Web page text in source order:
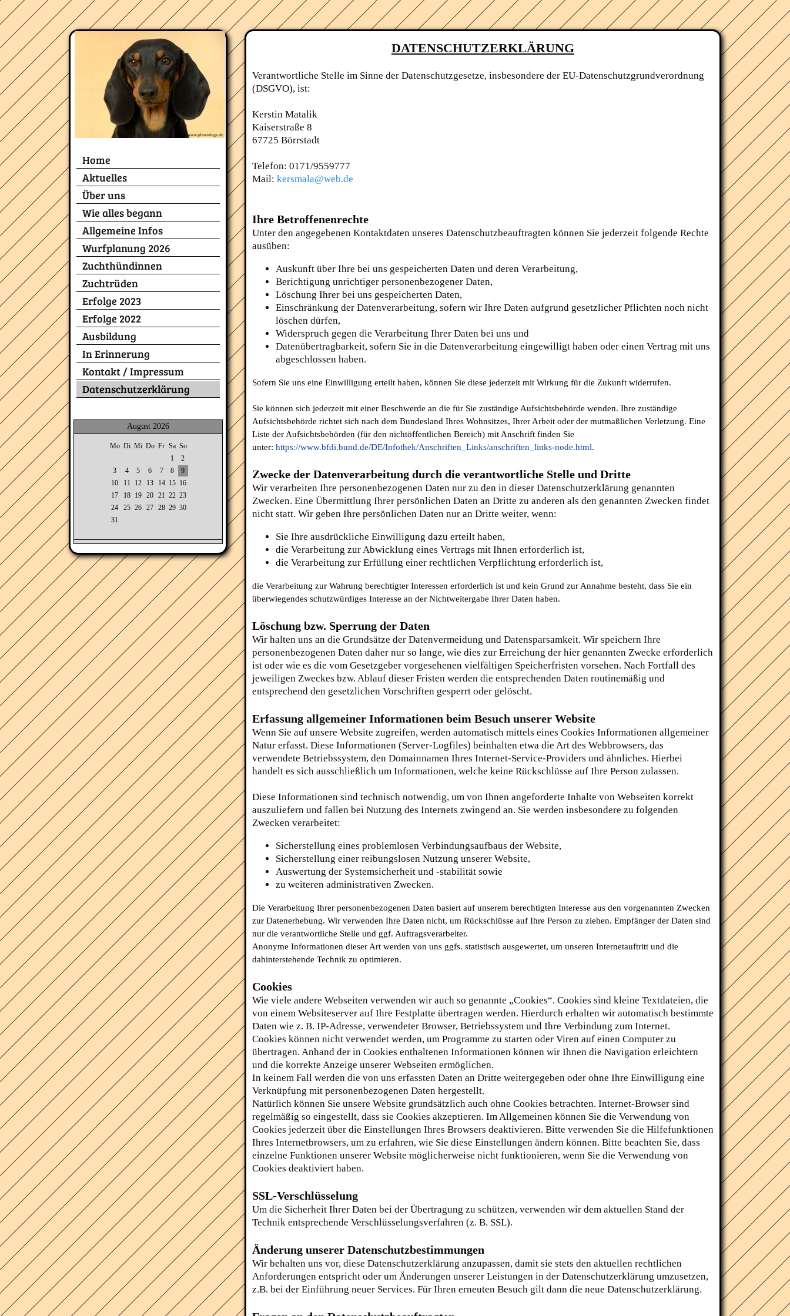
Home
Aktuelles
Über uns
Wie alles begann
Allgemeine Infos
Wurfplanung 2026
Zuchthündinnen
Zuchtrüden
Erfolge 2023
Erfolge 2022
Ausbildung
In Erinnerung
Kontakt / Impressum
Datenschutzerklärung
August 2026
Mo Di Mi Do Fr Sa So
1
2
3
4 5 6 7 8
9
10
11 12 13 14 15 16
17
18 19 20 21 22 23
24
25 26 27 28 29 30
31
DATENSCHUTZERKLÄRUNG
Verantwortliche Stelle im Sinne der Datenschutzgesetze, insbesondere der EU-Datenschutzgrundverordnung
(DSGVO), ist:
Kerstin Matalik
Kaiserstraße 8
67725 Börrstadt
Telefon: 0171/9559777
Mail: kersmala@web.de
Ihre Betroffenenrechte
Unter den angegebenen Kontaktdaten unseres Datenschutzbeauftragten können Sie jederzeit folgende Rechte
ausüben:
Auskunft über Ihre bei uns gespeicherten Daten und deren Verarbeitung,
Berichtigung unrichtiger personenbezogener Daten,
Löschung Ihrer bei uns gespeicherten Daten,
Einschränkung der Datenverarbeitung, sofern wir Ihre Daten aufgrund gesetzlicher Pflichten noch nicht
löschen dürfen,
Widerspruch gegen die Verarbeitung Ihrer Daten bei uns und
Datenübertragbarkeit, sofern Sie in die Datenverarbeitung eingewilligt haben oder einen Vertrag mit uns
abgeschlossen haben.
Sofern Sie uns eine Einwilligung erteilt haben, können Sie diese jederzeit mit Wirkung für die Zukunft widerrufen.
Sie können sich jederzeit mit einer Beschwerde an die für Sie zuständige Aufsichtsbehörde wenden. Ihre zuständige
Aufsichtsbehörde richtet sich nach dem Bundesland Ihres Wohnsitzes, Ihrer Arbeit oder der mutmaßlichen Verletzung. Eine
Liste der Aufsichtsbehörden (für den nichtöffentlichen Bereich) mit Anschrift finden Sie
unter: https://www.bfdi.bund.de/DE/Infothek/Anschriften_Links/anschriften_links-node.html.
Zwecke der Datenverarbeitung durch die verantwortliche Stelle und Dritte
Wir verarbeiten Ihre personenbezogenen Daten nur zu den in dieser Datenschutzerklärung genannten
Zwecken. Eine Übermittlung Ihrer persönlichen Daten an Dritte zu anderen als den genannten Zwecken findet
nicht statt. Wir geben Ihre persönlichen Daten nur an Dritte weiter, wenn:
Sie Ihre ausdrückliche Einwilligung dazu erteilt haben,
die Verarbeitung zur Abwicklung eines Vertrags mit Ihnen erforderlich ist,
die Verarbeitung zur Erfüllung einer rechtlichen Verpflichtung erforderlich ist,
die Verarbeitung zur Wahrung berechtigter Interessen erforderlich ist und kein Grund zur Annahme besteht, dass Sie ein
überwiegendes schutzwürdiges Interesse an der Nichtweitergabe Ihrer Daten haben.
Löschung bzw. Sperrung der Daten
Wir halten uns an die Grundsätze der Datenvermeidung und Datensparsamkeit. Wir speichern Ihre
personenbezogenen Daten daher nur so lange, wie dies zur Erreichung der hier genannten Zwecke erforderlich
ist oder wie es die vom Gesetzgeber vorgesehenen vielfältigen Speicherfristen vorsehen. Nach Fortfall des
jeweiligen Zweckes bzw. Ablauf dieser Fristen werden die entsprechenden Daten routinemäßig und
entsprechend den gesetzlichen Vorschriften gesperrt oder gelöscht.
Erfassung allgemeiner Informationen beim Besuch unserer Website
Wenn Sie auf unsere Website zugreifen, werden automatisch mittels eines Cookies Informationen allgemeiner
Natur erfasst. Diese Informationen (Server-Logfiles) beinhalten etwa die Art des Webbrowsers, das
verwendete Betriebssystem, den Domainnamen Ihres Internet-Service-Providers und ähnliches. Hierbei
handelt es sich ausschließlich um Informationen, welche keine Rückschlüsse auf Ihre Person zulassen.
Diese Informationen sind technisch notwendig, um von Ihnen angeforderte Inhalte von Webseiten korrekt
auszuliefern und fallen bei Nutzung des Internets zwingend an. Sie werden insbesondere zu folgenden
Zwecken verarbeitet:
Sicherstellung eines problemlosen Verbindungsaufbaus der Website,
Sicherstellung einer reibungslosen Nutzung unserer Website,
Auswertung der Systemsicherheit und -stabilität sowie
zu weiteren administrativen Zwecken.
Die Verarbeitung Ihrer personenbezogenen Daten basiert auf unserem berechtigten Interesse aus den vorgenannten Zwecken
zur Datenerhebung. Wir verwenden Ihre Daten nicht, um Rückschlüsse auf Ihre Person zu ziehen. Empfänger der Daten sind
nur die verantwortliche Stelle und ggf. Auftragsverarbeiter.
Anonyme Informationen dieser Art werden von uns ggfs. statistisch ausgewertet, um unseren Internetauftritt und die
dahinterstehende Technik zu optimieren.
Cookies
Wie viele andere Webseiten verwenden wir auch so genannte „Cookies“. Cookies sind kleine Textdateien, die
von einem Websiteserver auf Ihre Festplatte übertragen werden. Hierdurch erhalten wir automatisch bestimmte
Daten wie z. B. IP-Adresse, verwendeter Browser, Betriebssystem und Ihre Verbindung zum Internet.
Cookies können nicht verwendet werden, um Programme zu starten oder Viren auf einen Computer zu
übertragen. Anhand der in Cookies enthaltenen Informationen können wir Ihnen die Navigation erleichtern
und die korrekte Anzeige unserer Webseiten ermöglichen.
In keinem Fall werden die von uns erfassten Daten an Dritte weitergegeben oder ohne Ihre Einwilligung eine
Verknüpfung mit personenbezogenen Daten hergestellt.
Natürlich können Sie unsere Website grundsätzlich auch ohne Cookies betrachten. Internet-Browser sind
regelmäßig so eingestellt, dass sie Cookies akzeptieren. Im Allgemeinen können Sie die Verwendung von
Cookies jederzeit über die Einstellungen Ihres Browsers deaktivieren. Bitte verwenden Sie die Hilfefunktionen
Ihres Internetbrowsers, um zu erfahren, wie Sie diese Einstellungen ändern können. Bitte beachten Sie, dass
einzelne Funktionen unserer Website möglicherweise nicht funktionieren, wenn Sie die Verwendung von
Cookies deaktiviert haben.
SSL-Verschlüsselung
Um die Sicherheit Ihrer Daten bei der Übertragung zu schützen, verwenden wir dem aktuellen Stand der
Technik entsprechende Verschlüsselungsverfahren (z. B. SSL).
Änderung unserer Datenschutzbestimmungen
Wir behalten uns vor, diese Datenschutzerklärung anzupassen, damit sie stets den aktuellen rechtlichen
Anforderungen entspricht oder um Änderungen unserer Leistungen in der Datenschutzerklärung umzusetzen,
z.B. bei der Einführung neuer Services. Für Ihren erneuten Besuch gilt dann die neue Datenschutzerklärung.